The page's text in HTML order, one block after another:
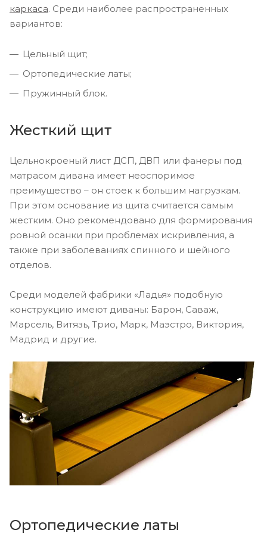
каркаса. Среди наиболее распространенных
вариантов:
Цельный щит;
Ортопедические латы;
Пружинный блок.
Жесткий щит
Цельнокроеный лист ДСП, ДВП или фанеры под
матрасом дивана имеет неоспоримое
преимущество – он стоек к большим нагрузкам.
При этом основание из щита считается самым
жестким. Оно рекомендовано для формирования
ровной осанки при проблемах искривления, а
также при заболеваниях спинного и шейного
отделов.
Среди моделей фабрики «Ладья» подобную
конструкцию имеют диваны: Барон, Саваж,
Марсель, Витязь, Трио, Марк, Маэстро, Виктория,
Мадрид и другие.
Ортопедические латы